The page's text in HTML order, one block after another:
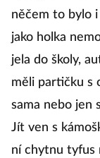
něčem to bylo
jako holka
jela do školy,
měli partičku s
sama nebo jen
Jít ven s
ní chytnu tyfus